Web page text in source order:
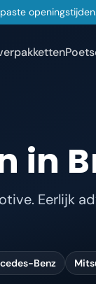
openingstijden.
in
Eerlijk
Benz